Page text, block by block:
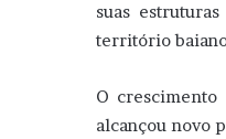
suas
território
O crescimento
alcançou novo